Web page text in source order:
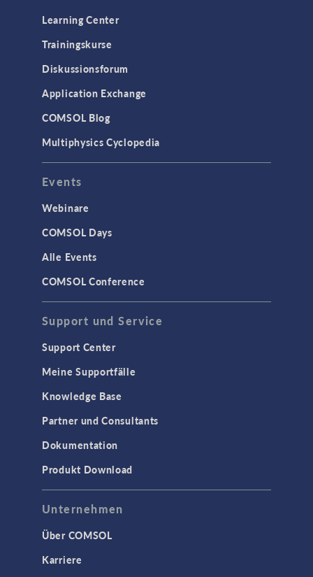
Learning Center
Trainingskurse
Diskussionsforum
Application Exchange
COMSOL Blog
Multiphysics Cyclopedia
Events
Webinare
COMSOL Days
Alle Events
COMSOL Conference
Support und Service
Support Center
Meine Supportfälle
Knowledge Base
Partner und Consultants
Dokumentation
Produkt Download
Unternehmen
Über COMSOL
Karriere